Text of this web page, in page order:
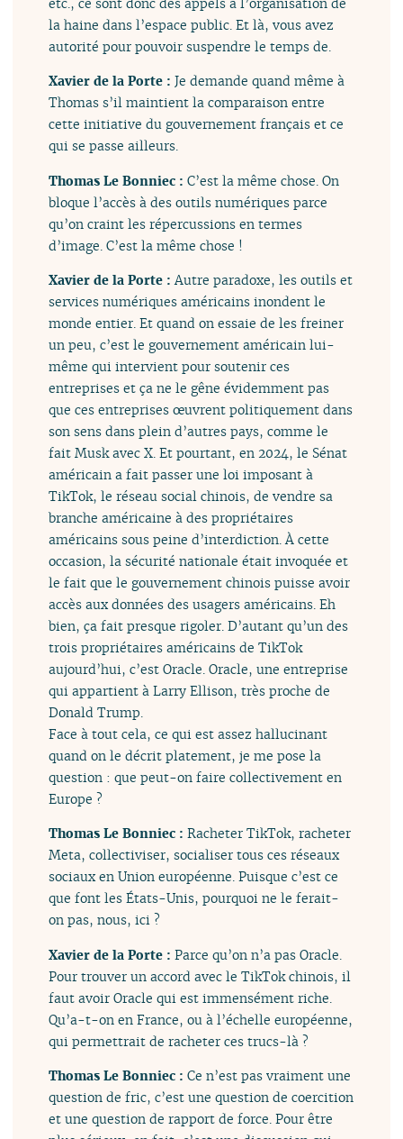
la haine dans l’espace public. Et là, vous avez
autorité pour pouvoir suspendre le temps de.
Xavier de la Porte :Je demande quand même à
Thomas s’il maintient la comparaison entre
cette initiative du gouvernement français et ce
qui se passe ailleurs.
Thomas Le Bonniec :C’est la même chose. On
bloque l’accès à des outils numériques parce
qu’on craint les répercussions en termes
d’image. C’est la même chose !
Xavier de la Porte :Autre paradoxe, les outils et
services numériques américains inondent le
monde entier. Et quand on essaie de les freiner
un peu, c’est le gouvernement américain lui-
même qui intervient pour soutenir ces
entreprises et ça ne le gêne évidemment pas
que ces entreprises œuvrent politiquement dans
son sens dans plein d’autres pays, comme le
fait Musk avec X. Et pourtant, en 2024, le Sénat
américain a fait passer une loi imposant à
TikTok, le réseau social chinois, de vendre sa
branche américaine à des propriétaires
américains sous peine d’interdiction. À cette
occasion, la sécurité nationale était invoquée et
le fait que le gouvernement chinois puisse avoir
accès aux données des usagers américains. Eh
bien, ça fait presque rigoler. D’autant qu’un des
trois propriétaires américains de TikTok
aujourd’hui, c’est Oracle. Oracle, une entreprise
qui appartient à Larry Ellison, très proche de
Donald Trump.
Face à tout cela, ce qui est assez hallucinant
quand on le décrit platement, je me pose la
question : que peut-on faire collectivement en
Europe ?
Thomas Le Bonniec :Racheter TikTok, racheter
Meta, collectiviser, socialiser tous ces réseaux
sociaux en Union européenne. Puisque c’est ce
que font les États-Unis, pourquoi ne le ferait-
on pas, nous, ici ?
Xavier de la Porte :Parce qu’on n’a pas Oracle.
Pour trouver un accord avec le TikTok chinois, il
faut avoir Oracle qui est immensément riche.
Qu’a-t-on en France, ou à l’échelle européenne,
qui permettrait de racheter ces trucs-là ?
Thomas Le Bonniec :Ce n’est pas vraiment une
question de fric, c’est une question de coercition
et une question de rapport de force. Pour être